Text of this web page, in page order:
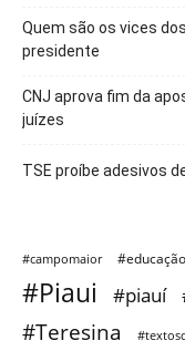
Quem são os vices
presidente
CNJ aprova fim da
juízes
TSE proíbe adesivos
#campomaior #educação
#Piaui #piauí
#Teresina